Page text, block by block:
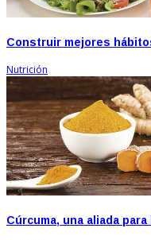
Construir mejores
Nutrición
Cúrcuma, una aliada